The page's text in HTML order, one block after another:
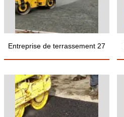
Entreprise de terrassement 27